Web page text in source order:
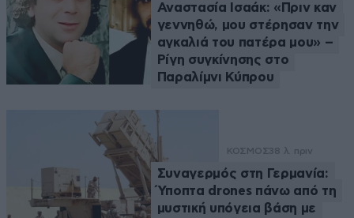
Αναστασία Ισαάκ: «Πριν καν
γεννηθώ, μου στέρησαν την
αγκαλιά του πατέρα μου» –
Ρίγη συγκίνησης στο
Παραλίμνι Κύπρου
ΚΟΣΜΟΣ38 λ. πριν
Συναγερμός στη Γερμανία:
Ύποπτα drones πάνω από τη
μυστική υπόγεια βάση με